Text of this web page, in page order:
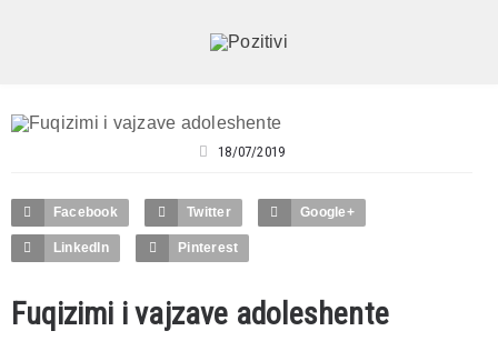
18/07/2019
Facebook Twitter Google+
LinkedIn Pinterest
Fuqizimi i vajzave adoleshente